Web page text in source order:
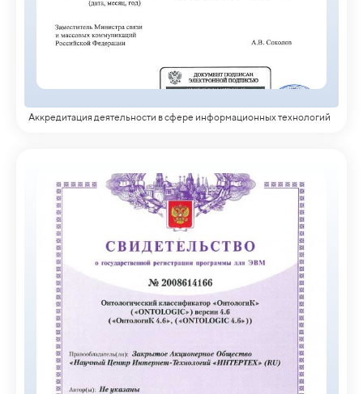
Аккредитация деятельности в сфере информационных технологий